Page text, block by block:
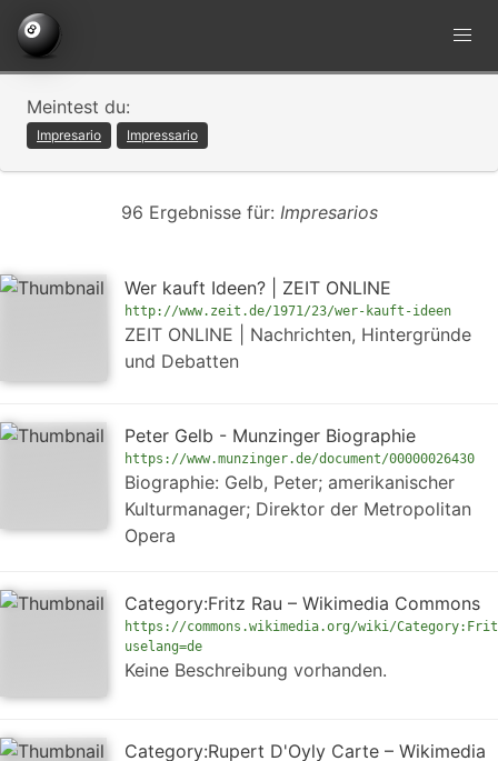
Meintest du:
Impresario Impressario
96 Ergebnisse für: Impresarios
Wer kauft Ideen? | ZEIT ONLINE
http://www.zeit.de/1971/23/wer-kauft-ideen
ZEIT ONLINE | Nachrichten, Hintergründe
und Debatten
Peter Gelb - Munzinger Biographie
https://www.munzinger.de/document/00000026430
Biographie: Gelb, Peter; amerikanischer
Kulturmanager; Direktor der Metropolitan
Opera
Category:Fritz Rau – Wikimedia Commons
https://commons.wikimedia.org/wiki/
uselang=de
Keine Beschreibung vorhanden.
Category:Rupert D'Oyly Carte – Wikimedia